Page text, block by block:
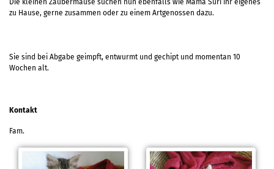
Die kleinen Zaubermäuse suchen nun ebenfalls wie Mama Suri ihr eigenes
zu Hause, gerne zusammen oder zu einem Artgenossen dazu.
Sie sind bei Abgabe geimpft, entwurmt und gechipt und momentan 10
Wochen alt.
Kontakt
Fam.